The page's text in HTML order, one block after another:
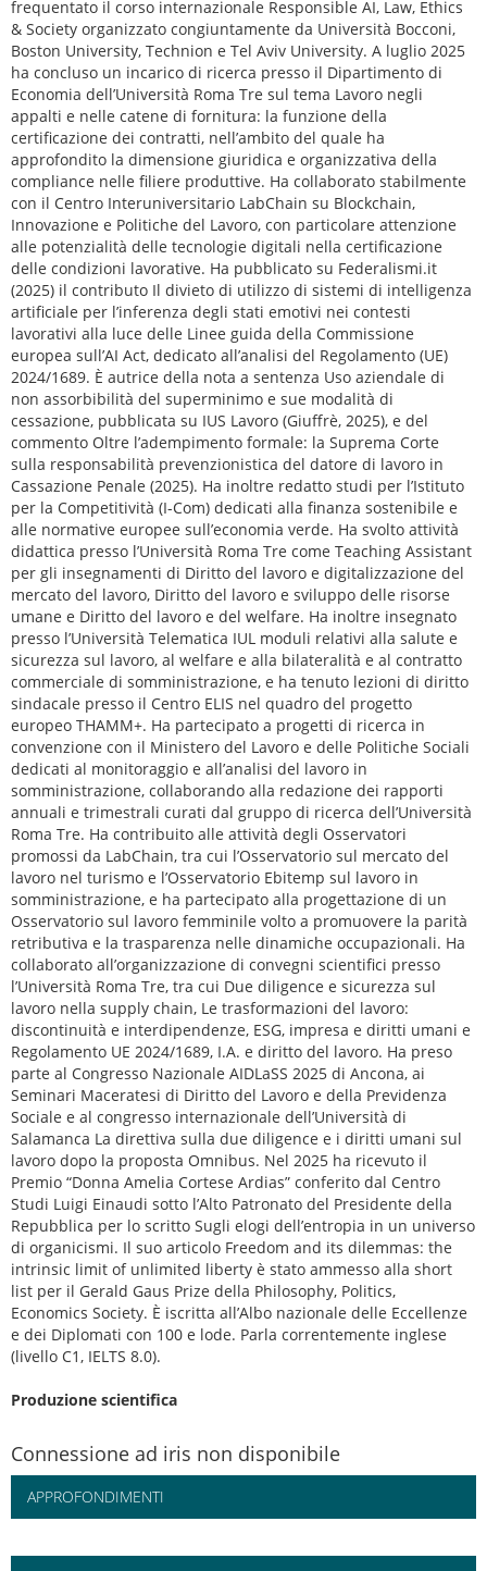
frequentato il corso internazionale Responsible AI, Law, Ethics
& Society organizzato congiuntamente da Università Bocconi,
Boston University, Technion e Tel Aviv University. A luglio 2025
ha concluso un incarico di ricerca presso il Dipartimento di
Economia dell’Università Roma Tre sul tema Lavoro negli
appalti e nelle catene di fornitura: la funzione della
certificazione dei contratti, nell’ambito del quale ha
approfondito la dimensione giuridica e organizzativa della
compliance nelle filiere produttive. Ha collaborato stabilmente
con il Centro Interuniversitario LabChain su Blockchain,
Innovazione e Politiche del Lavoro, con particolare attenzione
alle potenzialità delle tecnologie digitali nella certificazione
delle condizioni lavorative. Ha pubblicato su Federalismi.it
(2025) il contributo Il divieto di utilizzo di sistemi di intelligenza
artificiale per l’inferenza degli stati emotivi nei contesti
lavorativi alla luce delle Linee guida della Commissione
europea sull’AI Act, dedicato all’analisi del Regolamento (UE)
2024/1689. È autrice della nota a sentenza Uso aziendale di
non assorbibilità del superminimo e sue modalità di
cessazione, pubblicata su IUS Lavoro (Giuffrè, 2025), e del
commento Oltre l’adempimento formale: la Suprema Corte
sulla responsabilità prevenzionistica del datore di lavoro in
Cassazione Penale (2025). Ha inoltre redatto studi per l’Istituto
per la Competitività (I-Com) dedicati alla finanza sostenibile e
alle normative europee sull’economia verde. Ha svolto attività
didattica presso l’Università Roma Tre come Teaching Assistant
per gli insegnamenti di Diritto del lavoro e digitalizzazione del
mercato del lavoro, Diritto del lavoro e sviluppo delle risorse
umane e Diritto del lavoro e del welfare. Ha inoltre insegnato
presso l’Università Telematica IUL moduli relativi alla salute e
sicurezza sul lavoro, al welfare e alla bilateralità e al contratto
commerciale di somministrazione, e ha tenuto lezioni di diritto
sindacale presso il Centro ELIS nel quadro del progetto
europeo THAMM+. Ha partecipato a progetti di ricerca in
convenzione con il Ministero del Lavoro e delle Politiche Sociali
dedicati al monitoraggio e all’analisi del lavoro in
somministrazione, collaborando alla redazione dei rapporti
annuali e trimestrali curati dal gruppo di ricerca dell’Università
Roma Tre. Ha contribuito alle attività degli Osservatori
promossi da LabChain, tra cui l’Osservatorio sul mercato del
lavoro nel turismo e l’Osservatorio Ebitemp sul lavoro in
somministrazione, e ha partecipato alla progettazione di un
Osservatorio sul lavoro femminile volto a promuovere la parità
retributiva e la trasparenza nelle dinamiche occupazionali. Ha
collaborato all’organizzazione di convegni scientifici presso
l’Università Roma Tre, tra cui Due diligence e sicurezza sul
lavoro nella supply chain, Le trasformazioni del lavoro:
discontinuità e interdipendenze, ESG, impresa e diritti umani e
Regolamento UE 2024/1689, I.A. e diritto del lavoro. Ha preso
parte al Congresso Nazionale AIDLaSS 2025 di Ancona, ai
Seminari Maceratesi di Diritto del Lavoro e della Previdenza
Sociale e al congresso internazionale dell’Università di
Salamanca La direttiva sulla due diligence e i diritti umani sul
lavoro dopo la proposta Omnibus. Nel 2025 ha ricevuto il
Premio “Donna Amelia Cortese Ardias” conferito dal Centro
Studi Luigi Einaudi sotto l’Alto Patronato del Presidente della
Repubblica per lo scritto Sugli elogi dell’entropia in un universo
di organicismi. Il suo articolo Freedom and its dilemmas: the
intrinsic limit of unlimited liberty è stato ammesso alla short
list per il Gerald Gaus Prize della Philosophy, Politics,
Economics Society. È iscritta all’Albo nazionale delle Eccellenze
e dei Diplomati con 100 e lode. Parla correntemente inglese
(livello C1, IELTS 8.0).
Produzione scientifica
Connessione ad iris non disponibile
APPROFONDIMENTI